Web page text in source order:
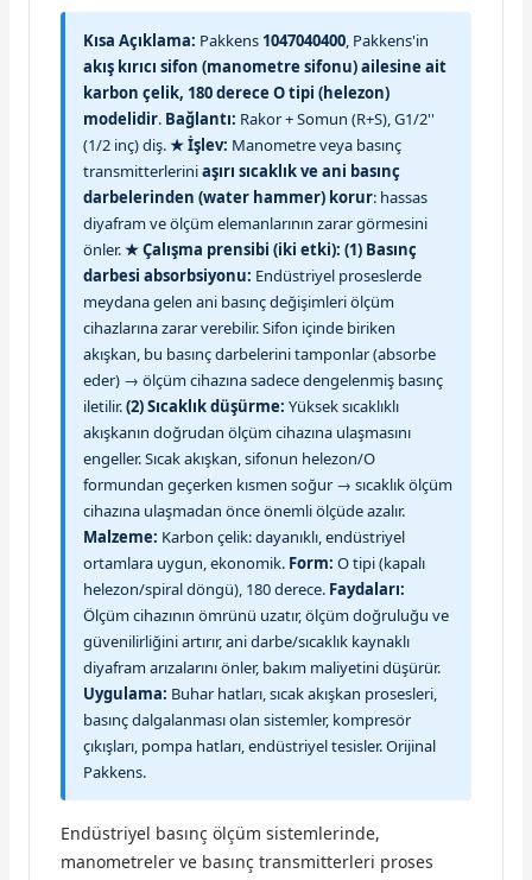
Kısa Açıklama: Pakkens 1047040400, Pakkens'in
akış kırıcı sifon (manometre sifonu) ailesine ait
karbon çelik, 180 derece O tipi (helezon)
modelidir. Bağlantı: Rakor + Somun (R+S), G1/2''
(1/2 inç) diş.★ İşlev: Manometre veya basınç
transmitterleriniaşırı sıcaklık ve ani basınç
darbelerinden (water hammer) korur: hassas
diyafram ve ölçüm elemanlarının zarar görmesini
önler.★ Çalışma prensibi (iki etki): (1) Basınç
darbesi absorbsiyonu: Endüstriyel proseslerde
meydana gelen ani basınç değişimleri ölçüm
cihazlarına zarar verebilir. Sifon içinde biriken
akışkan, bu basınç darbelerini tamponlar (absorbe
eder) → ölçüm cihazına sadece dengelenmiş basınç
iletilir.(2) Sıcaklık düşürme: Yüksek sıcaklıklı
akışkanın doğrudan ölçüm cihazına ulaşmasını
engeller. Sıcak akışkan, sifonun helezon/O
formundan geçerken kısmen soğur → sıcaklık ölçüm
cihazına ulaşmadan önce önemli ölçüde azalır.
Malzeme: Karbon çelik: dayanıklı, endüstriyel
ortamlara uygun, ekonomik. Form: O tipi (kapalı
helezon/spiral döngü), 180 derece. Faydaları:
Ölçüm cihazının ömrünü uzatır, ölçüm doğruluğu ve
güvenilirliğini artırır, ani darbe/sıcaklık kaynaklı
diyafram arızalarını önler, bakım maliyetini düşürür.
Uygulama: Buhar hatları, sıcak akışkan prosesleri,
basınç dalgalanması olan sistemler, kompresör
çıkışları, pompa hatları, endüstriyel tesisler. Orijinal
Pakkens.
Endüstriyel basınç ölçüm sistemlerinde,
manometreler ve basınç transmitterleri proses